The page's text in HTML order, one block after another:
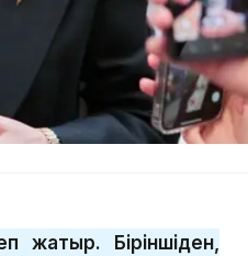
жатыр. Біріншіден,